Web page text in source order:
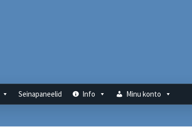
Seinapaneelid Info Minu konto